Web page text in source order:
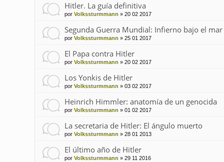
Hitler. La guía definitiva
por Volkssturmmann » 20 02 2017
Segunda Guerra Mundial: Infierno bajo el mar
por Volkssturmmann » 25 01 2017
El Papa contra Hitler
por Volkssturmmann » 20 02 2017
Los Yonkis de Hitler
por Volkssturmmann » 03 02 2017
Heinrich Himmler: anatomía de un genocida
por Volkssturmmann » 01 02 2017
La secretaria de Hitler: El ángulo muerto
por Volkssturmmann » 28 01 2013
El último año de Hitler
por Volkssturmmann » 29 11 2016